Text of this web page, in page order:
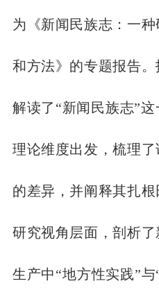
为《新闻民族志：一
和方法》的专题报告
解读了“新闻民族志”
理论维度出发，梳理
的差异，并阐释其扎
研究视角层面，剖析
生产中“地方性实践”